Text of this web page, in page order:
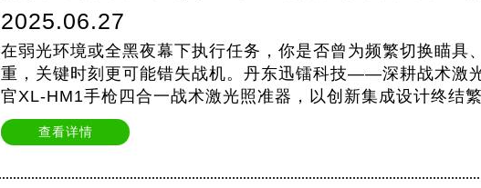
2025.06.27
在弱光环境或全黑夜幕下执行任务，你是否曾为频繁切换瞄具
重，关键时刻更可能错失战机。丹东迅镭科技——深耕战术
官XL-HM1手枪四合一战术激光照准器，以创新集成设计终结
查看详情